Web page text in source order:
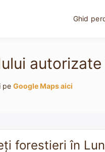
Ghid
pe Google Maps aici
forestieri în